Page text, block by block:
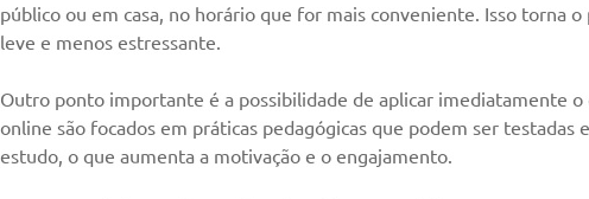
público ou em casa, no horário que for mais conveniente. Isso torna
leve e menos estressante.
Outro ponto importante é a possibilidade de aplicar imediatamente
online são focados em práticas pedagógicas que podem ser testadas
estudo, o que aumenta a motivação e o engajamento.